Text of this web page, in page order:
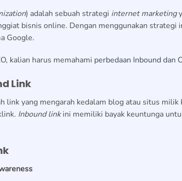
) adalah sebuah strategi internet marketing
bisnis online. Dengan menggunakan strategi
Google.
kalian harus memahami perbedaan Inbound dan
Link
link yang mengarah kedalam blog atau situs
Inbound linkini memiliki bayak keuntunga